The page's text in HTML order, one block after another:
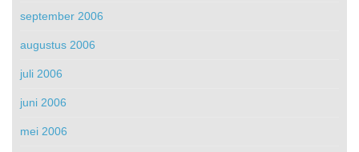
september 2006
augustus 2006
juli 2006
juni 2006
mei 2006